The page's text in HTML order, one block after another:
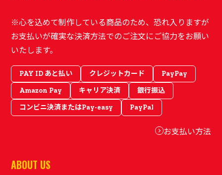
※心を込めて制作している商品のため、恐れ入りますが
お支払いが確実な決済方法でのご注文にご協力をお願い
いたします。
PAY ID あと払い クレジットカード
PayPay
Amazon Pay
キャリア決済
銀行振込
コンビニ決済またはPay-easy
PayPal
お支払い方法
ABOUT US